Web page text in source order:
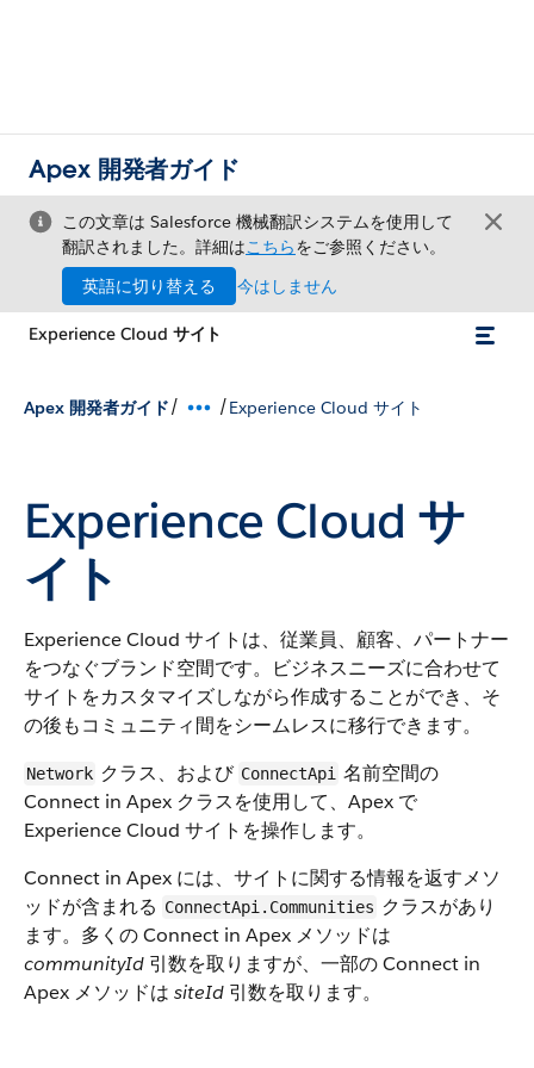
Apex 開発者ガイド
この文章は Salesforce 機械翻訳システムを使用して
翻訳されました。詳細はこちらをご参照ください。
英語に切り替える
今はしません
Experience Cloud サイト
Apex 開発者ガイド/ /Experience Cloud サイト
Experience Cloud サ
イト
Experience Cloud サイトは、従業員、顧客、パートナー
をつなぐブランド空間です。ビジネスニーズに合わせて
サイトをカスタマイズしながら作成することができ、そ
の後もコミュニティ間をシームレスに移行できます。
Network クラス、および ConnectApi 名前空間の
Connect in Apex クラスを使用して、Apex で
Experience Cloud サイトを操作します。
Connect in Apex には、サイトに関する情報を返すメソ
ッドが含まれる ConnectApi.Communities クラスがあり
ます。多くの Connect in Apex メソッドは
communityId 引数を取りますが、一部の Connect in
Apex メソッドは siteId 引数を取ります。